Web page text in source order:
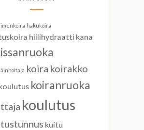
hakukoira
hiilihydraatti kana
koira koirakko
koiranruoka
koulutus
kuitu